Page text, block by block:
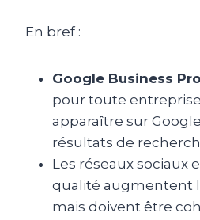
En bref :
Google Business
pour toute
apparaître sur
résultats de
Les réseaux sociaux
qualité augmentent
mais doivent être